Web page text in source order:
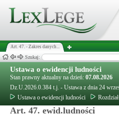
Art. 47. - Zakres danych...
Szukaj:
Ustawa o ewidencji ludności
Stan prawny aktualny na dzień: 07.08.2026
Dz.U.2026.0.384 t.j. - Ustawa z dnia 24
Ustawa o ewidencji ludności
Art. 47. ewid.ludności